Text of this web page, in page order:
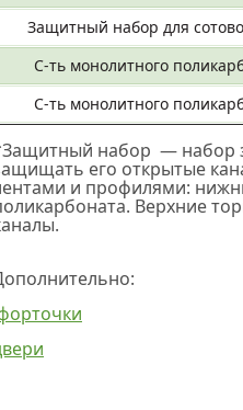
Защитный набор для
С-ть монолитного
С-ть монолитного
набор — набор
его открытые
и профилями:
Верхние